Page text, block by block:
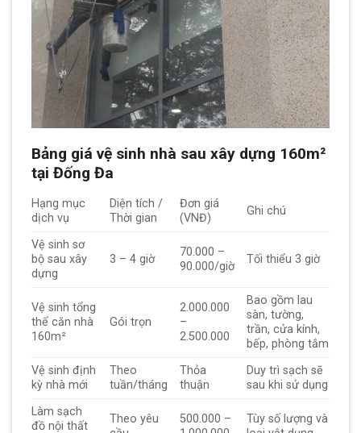
Bảng giá vệ sinh nhà sau xây dựng 160m²
tại Đống Đa
Hạng mục
dịch vụ
Diện tích /
Thời gian
Đơn giá
(VNĐ)
Ghi chú
Vệ sinh sơ
bộ sau xây
dựng
3 – 4 giờ
70.000 –
90.000/giờ
Tối thiểu 3 giờ
Vệ sinh tổng
thể căn nhà
160m²
Gói trọn
2.000.000
–
2.500.000
Bao gồm lau
sàn, tường,
trần, cửa kính,
bếp, phòng tắm
Vệ sinh định
kỳ nhà mới
Theo
tuần/tháng
Thỏa
thuận
Duy trì sạch sẽ
sau khi sử dụng
Làm sạch
đồ nội thất
Theo yêu
500.000 –
Tùy số lượng và